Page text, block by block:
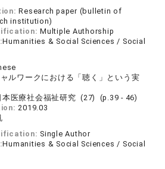
Research paper (bulletin of
institution)
Multiple Authorship
Humanities & Social Sciences / Social
ルワークにおける「聴く」という実
本医療社会福祉研究 (27) (p.39 - 46)
2019.03
Single Author
Humanities & Social Sciences / Social